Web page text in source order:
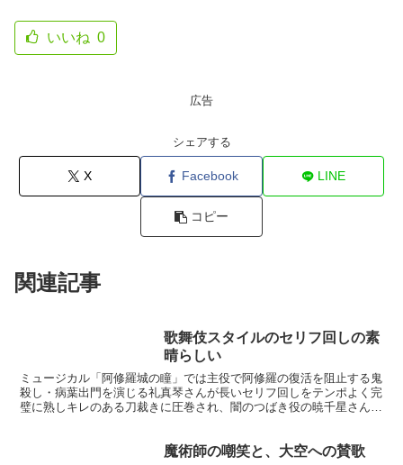
いいね 0
広告
シェアする
X Facebook LINE
コピー
関連記事
歌舞伎スタイルのセリフ回しの素
晴らしい
ミュージカル「阿修羅城の瞳」では主役で阿修羅の復活を阻止する鬼
殺し・病葉出門を演じる礼真琴さんが長いセリフ回しをテンポよく完
璧に熟しキレのある刀裁きに圧巻され、闇のつばき役の暁千星さんが
魔術師の嘲笑と、大空への賛歌